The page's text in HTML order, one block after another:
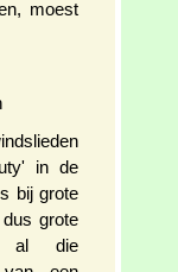
moest
in de
bij grote
grote
al die